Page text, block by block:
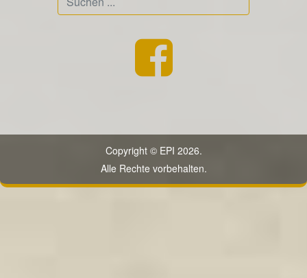
Copyright © EPI 2026.
Alle Rechte vorbehalten.